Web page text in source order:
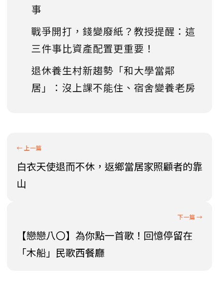
事
戰爭開打，錢變廢紙？教授提醒：這
三件事比資產配置更重要！
退休養生村新趨勢「和大學當鄰
居」：沒上課不能住、宿舍變養老房
白衣天使退而不休，返鄉當居家照顧者的靠
山
【戀戀八〇】為你點一首歌！回憶停留在
「木船」民歌西餐廳